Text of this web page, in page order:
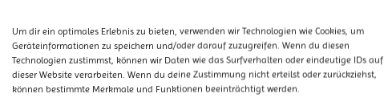
Um dir ein optimales Erlebnis zu bieten, verwenden wir Technologien wie Cookies, um
Geräteinformationen zu speichern und/oder darauf zuzugreifen. Wenn du diesen
Technologien zustimmst, können wir Daten wie das Surfverhalten oder eindeutige IDs auf
dieser Website verarbeiten. Wenn du deine Zustimmung nicht erteilst oder zurückziehst,
können bestimmte Merkmale und Funktionen beeinträchtigt werden.